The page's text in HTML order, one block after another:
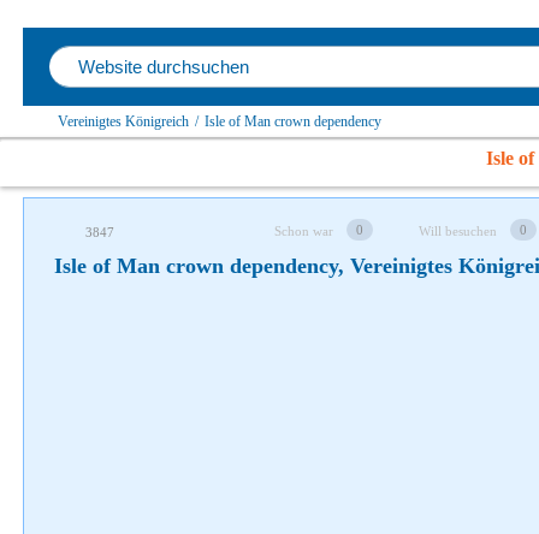
Vereinigtes Königreich / Isle of Man crown dependency
Isle
3847 Schon war 0 Will besuchen 0
Isle of Man crown dependency, Vereinigtes
Folgen Sie uns auf soziale Netzwerke